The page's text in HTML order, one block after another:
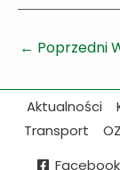
← Poprzedni
Aktualności
Transport
Facebook